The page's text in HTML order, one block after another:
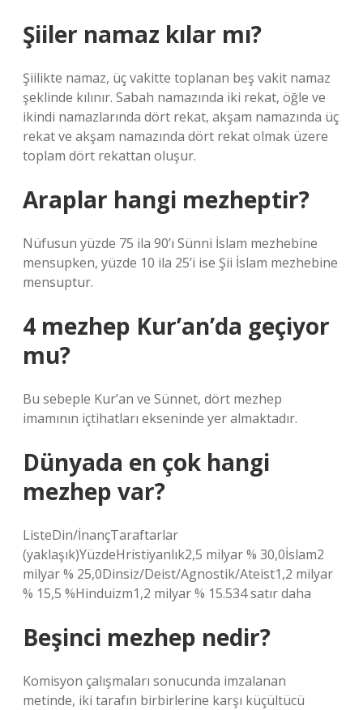
Şiiler namaz kılar mı?
Şiilikte namaz, üç vakitte toplanan beş vakit namaz
şeklinde kılınır. Sabah namazında iki rekat, öğle ve
ikindi namazlarında dört rekat, akşam namazında üç
rekat ve akşam namazında dört rekat olmak üzere
toplam dört rekattan oluşur.
Araplar hangi mezheptir?
Nüfusun yüzde 75 ila 90’ı Sünni İslam mezhebine
mensupken, yüzde 10 ila 25’i ise Şii İslam mezhebine
mensuptur.
4 mezhep Kur’an’da geçiyor
mu?
Bu sebeple Kur’an ve Sünnet, dört mezhep
imamının içtihatları ekseninde yer almaktadır.
Dünyada en çok hangi
mezhep var?
ListeDin/İnançTaraftarlar
(yaklaşık)YüzdeHristiyanlık2,5 milyar % 30,0İslam2
milyar % 25,0Dinsiz/Deist/Agnostik/Ateist1,2 milyar
% 15,5 %Hinduizm1,2 milyar % 15.534 satır daha
Beşinci mezhep nedir?
Komisyon çalışmaları sonucunda imzalanan
metinde, iki tarafın birbirlerine karşı küçültücü